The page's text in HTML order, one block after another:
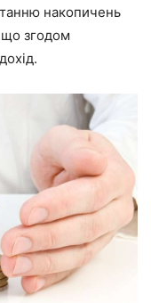
накопичень
що згодом